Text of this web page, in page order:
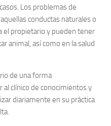
Los problemas de
conductas naturales o
el propietario y pueden tener
animal, así como en la salud
de una forma
clínico de conocimientos y
diariamente en su práctica